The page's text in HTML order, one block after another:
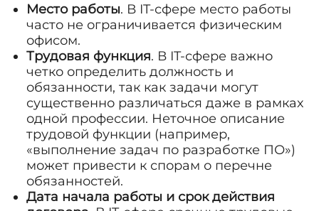
Место работы. В IT-сфере место работы
часто не ограничивается физическим
офисом.
Трудовая функция. В IT-сфере важно
четко определить должность и
обязанности, так как задачи могут
существенно различаться даже в рамках
одной профессии. Неточное описание
трудовой функции (например,
«выполнение задач по разработке ПО»)
может привести к спорам о перечне
обязанностей.
Дата начала работы и срок действия